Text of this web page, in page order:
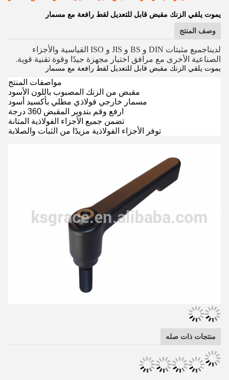
يموت يلقي الزنك مقبض قابل للتعديل لقط رافعة مع مسمار
وصف المنتج
لدينا
جميع مثبتات DIN و BS و JIS و ISO القياسية والأجزاء
الصناعية الأخرى مع مرافق اختبار مجهزة جيدًا وقوة تقنية قوية.
يموت يلقي الزنك مقبض قابل للتعديل لقط رافعة مع مسمار
مواصفات المنتج
مقبض من الزنك المصبوب باللون الأسود
مسمار خارجي فولاذي مطلي بأكسيد أسود
ارفع وقم بتدوير المقبض 360 درجة
تضمن جميع الأجزاء الفولاذية المتانة
توفر الأجزاء الفولاذية مزيدًا من الثبات والصلابة
منتجات ذات صله